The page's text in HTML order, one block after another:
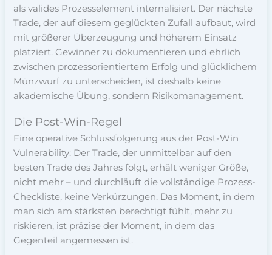
als valides Prozesselement internalisiert. Der nächste
Trade, der auf diesem geglückten Zufall aufbaut, wird
mit größerer Überzeugung und höherem Einsatz
platziert. Gewinner zu dokumentieren und ehrlich
zwischen prozessorientiertem Erfolg und glücklichem
Münzwurf zu unterscheiden, ist deshalb keine
akademische Übung, sondern Risikomanagement.
Die Post-Win-Regel
Eine operative Schlussfolgerung aus der Post-Win
Vulnerability: Der Trade, der unmittelbar auf den
besten Trade des Jahres folgt, erhält weniger Größe,
nicht mehr – und durchläuft die vollständige Prozess-
Checkliste, keine Verkürzungen. Das Moment, in dem
man sich am stärksten berechtigt fühlt, mehr zu
riskieren, ist präzise der Moment, in dem das
Gegenteil angemessen ist.